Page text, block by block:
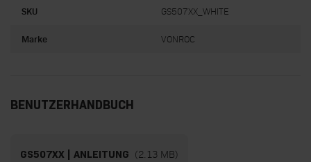
SKU GS507XX_WHITE
Marke VONROC
BENUTZERHANDBUCH
GS507XX | ANLEITUNG (2.13 MB)